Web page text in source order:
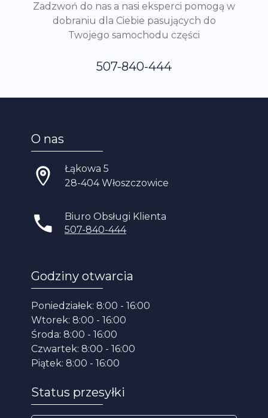
Zadzwoń do nas a nasi eksperci pomogą w
dobraniu dla Ciebie pasujących do
Twojego samochodu części
507-840-444
O nas
Łąkowa 5
28-404 Włoszczowice
Biuro Obsługi Klienta
507-840-444
Godziny otwarcia
Poniedziałek: 8:00 - 16:00
Wtorek: 8:00 - 16:00
Środa: 8:00 - 16:00
Czwartek: 8:00 - 16:00
Piątek: 8:00 - 16:00
Status przesyłki